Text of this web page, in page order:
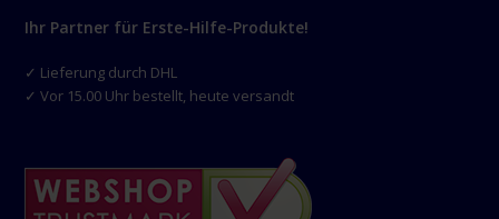
Ihr Partner für Erste-Hilfe-Produkte!
✓ Lieferung durch DHL
✓ Vor 15.00 Uhr bestellt, heute versandt